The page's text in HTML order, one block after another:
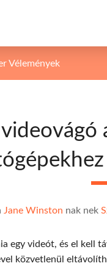
Vélemények
Jane Winston nak nek
egy videót, és el
közvetlenül